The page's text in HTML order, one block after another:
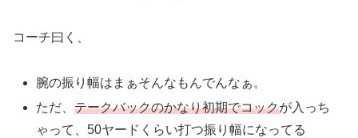
コーチ曰く、
腕の振り幅はまぁそんなもんでんなぁ。
ただ、テークバックのかなり初期でコックが入っち
ゃって、50ヤードくらい打つ振り幅になってる